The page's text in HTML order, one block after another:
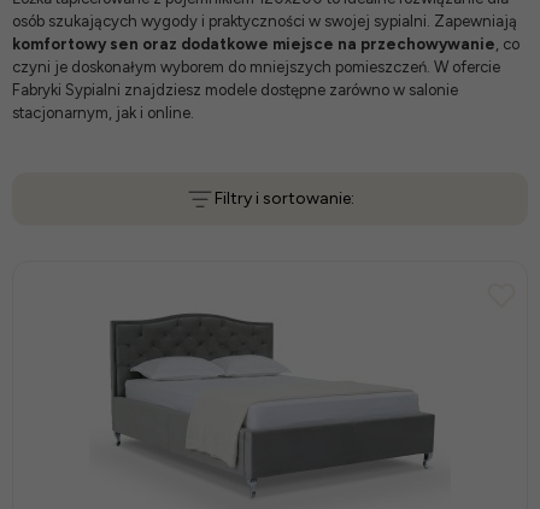
osób szukających wygody i praktyczności w swojej sypialni. Zapewniają
komfortowy sen oraz dodatkowe miejsce na przechowywanie, co
czyni je doskonałym wyborem do mniejszych pomieszczeń. W ofercie
Fabryki Sypialni znajdziesz modele dostępne zarówno w salonie
stacjonarnym, jak i online.
Filtry i sortowanie: